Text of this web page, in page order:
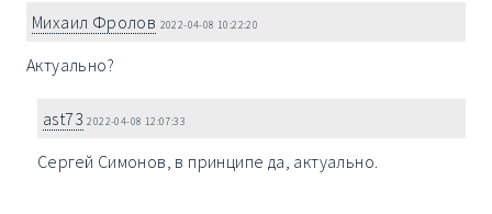
Михаил Фролов 2022-04-08 10:22:20
Актуально?
ast73 2022-04-08 12:07:33
Сергей Симонов, в принципе да, актуально.